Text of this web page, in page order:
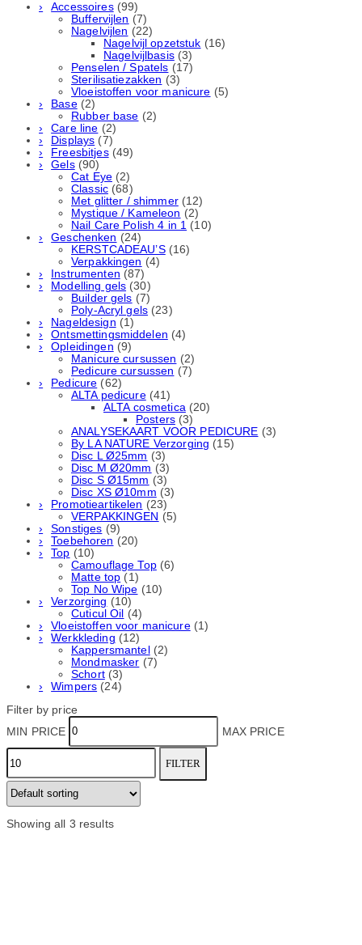
Accessoires (99)
Buffervijlen (7)
Nagelvijlen (22)
Nagelvijl opzetstuk (16)
Nagelvijlbasis (3)
Penselen / Spatels (17)
Sterilisatiezakken (3)
Vloeistoffen voor manicure (5)
Base (2)
Rubber basе (2)
Care line (2)
Displays (7)
Freesbitjes (49)
Gels (90)
Cat Eye (2)
Classic (68)
Met glitter / shimmer (12)
Mystique / Kameleon (2)
Nail Care Polish 4 in 1 (10)
Geschenken (24)
KERSTCADEAU’S (16)
Verpakkingen (4)
Instrumenten (87)
Modelling gels (30)
Builder gels (7)
Poly-Acryl gels (23)
Nageldesign (1)
Ontsmettingsmiddelen (4)
Opleidingen (9)
Manicure cursussen (2)
Pedicure cursussen (7)
Pedicure (62)
ALTA pedicure (41)
ALTA cosmetica (20)
Posters (3)
ANALYSEKAART VOOR PEDICURE (3)
By LA NATURE Verzorging (15)
Disc L Ø25mm (3)
Disc M Ø20mm (3)
Disc S Ø15mm (3)
Disc XS Ø10mm (3)
Promotieartikelen (23)
VERPAKKINGEN (5)
Sonstiges (9)
Toebehoren (20)
Top (10)
Camouflage Top (6)
Matte top (1)
Top No Wipe (10)
Verzorging (10)
Cuticul Oil (4)
Vloeistoffen voor manicure (1)
Werkkleding (12)
Kappersmantel (2)
Mondmasker (7)
Schort (3)
Wimpers (24)
Filter by price
MIN PRICE
MAX PRICE
FILTER
Showing all 3 results